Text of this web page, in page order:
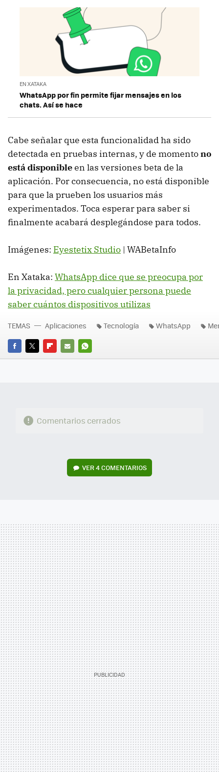
EN XATAKA
WhatsApp por fin permite fijar mensajes en los
chats. Así se hace
Cabe señalar que esta funcionalidad ha sido
detectada en pruebas internas, y de momentono
está disponibleen las versiones beta de la
aplicación. Por consecuencia, no está disponible
para que la prueben los usuarios más
experimentados. Toca esperar para saber si
finalmente acabará desplegándose para todos.
Imágenes: Eyestetix Studio | WABetaInfo
En Xataka: WhatsApp dice que se preocupa por
la privacidad, pero cualquier persona puede
saber cuántos dispositivos utilizas
FACEBOOK
TWITTERFLIPBOARD
E-
WHATSAPP
TEMAS Aplicaciones Tecnología WhatsApp
Comentarios cerrados
VER4 COMENTARIOS